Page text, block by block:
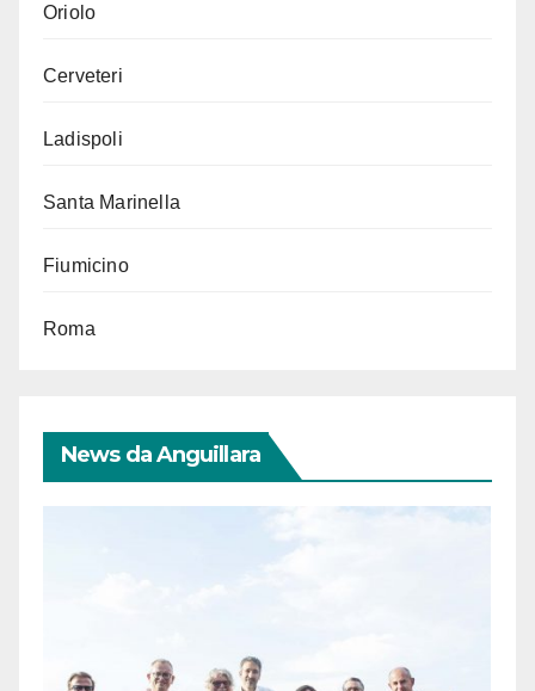
Oriolo
Cerveteri
Ladispoli
Santa Marinella
Fiumicino
Roma
News da Anguillara